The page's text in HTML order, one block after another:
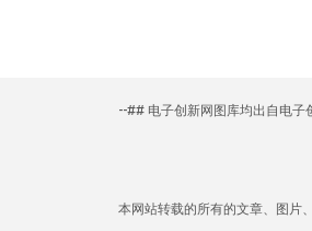
--## 电子创新网图库均出自电子
本网站转载的所有的文章、图片